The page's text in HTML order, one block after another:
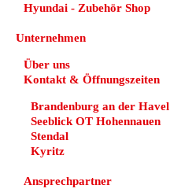
Hyundai - Zubehör Shop
Unternehmen
Über uns
Kontakt & Öffnungszeiten
Brandenburg an der Havel
Seeblick OT Hohennauen
Stendal
Kyritz
Ansprechpartner